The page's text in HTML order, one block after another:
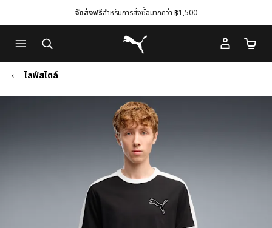
to
Main
content
to
Footer
Content
จัดส่งฟรีสำหรับการสั่งซื้อมากกว่า ฿1,500
Puma โฮม
จำนว
ไลฟ์สไตล์